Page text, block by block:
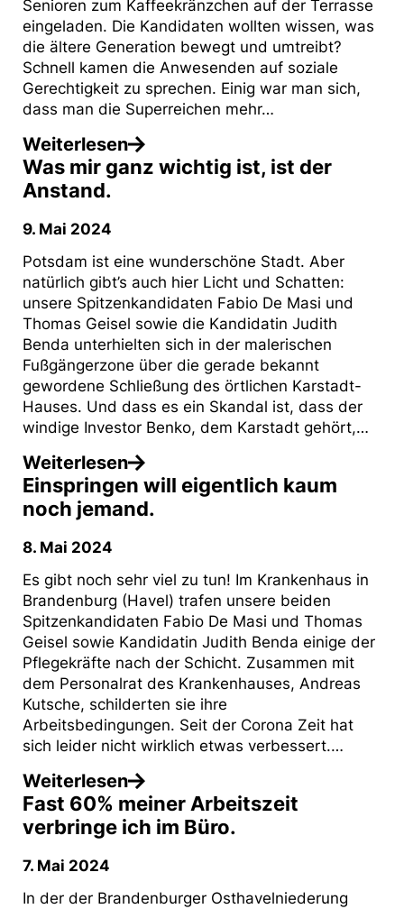
Senioren zum Kaffeekränzchen auf der Terrasse
eingeladen. Die Kandidaten wollten wissen, was
die ältere Generation bewegt und umtreibt?
Schnell kamen die Anwesenden auf soziale
Gerechtigkeit zu sprechen. Einig war man sich,
dass man die Superreichen mehr…
Weiterlesen
Was mir ganz wichtig ist, ist der
Anstand.
9. Mai 2024
Potsdam ist eine wunderschöne Stadt. Aber
natürlich gibt’s auch hier Licht und Schatten:
unsere Spitzenkandidaten Fabio De Masi und
Thomas Geisel sowie die Kandidatin Judith
Benda unterhielten sich in der malerischen
Fußgängerzone über die gerade bekannt
gewordene Schließung des örtlichen Karstadt-
Hauses. Und dass es ein Skandal ist, dass der
windige Investor Benko, dem Karstadt gehört,…
Weiterlesen
Einspringen will eigentlich kaum
noch jemand.
8. Mai 2024
Es gibt noch sehr viel zu tun! Im Krankenhaus in
Brandenburg (Havel) trafen unsere beiden
Spitzenkandidaten Fabio De Masi und Thomas
Geisel sowie Kandidatin Judith Benda einige der
Pflegekräfte nach der Schicht. Zusammen mit
dem Personalrat des Krankenhauses, Andreas
Kutsche, schilderten sie ihre
Arbeitsbedingungen. Seit der Corona Zeit hat
sich leider nicht wirklich etwas verbessert.…
Weiterlesen
Fast 60% meiner Arbeitszeit
verbringe ich im Büro.
7. Mai 2024
In der der Brandenburger Osthavelniederung